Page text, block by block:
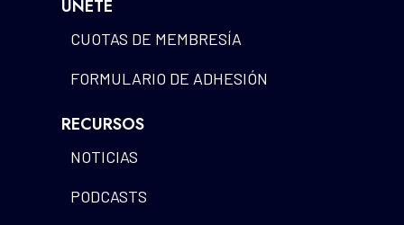
ÚNETE
CUOTAS DE MEMBRESÍA
FORMULARIO DE ADHESIÓN
RECURSOS
NOTICIAS
PODCASTS